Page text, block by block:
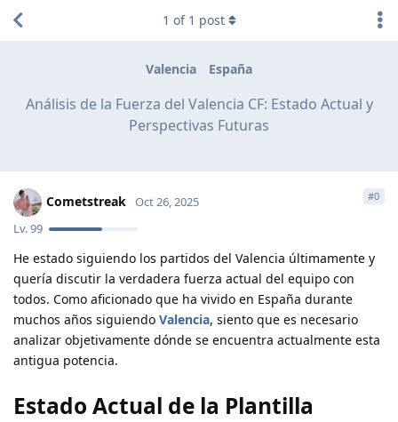
Valencia España
Análisis de la Fuerza del Valencia CF: Estado Actual y
Perspectivas Futuras
1 of 1 post
Cometstreak
Lv.99
Oct 26, 2025 #0
He estado siguiendo los partidos del Valencia últimamente y
quería discutir la verdadera fuerza actual del equipo con
todos. Como aficionado que ha vivido en España durante
muchos años siguiendo Valencia, siento que es necesario
analizar objetivamente dónde se encuentra actualmente esta
antigua potencia.
Estado Actual de la Plantilla